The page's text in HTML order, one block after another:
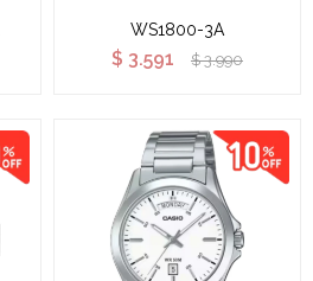
WS1800-3A
$ 3.591 $ 3.990